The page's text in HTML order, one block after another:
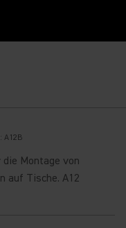
A12B
Montage von
auf Tische. A12